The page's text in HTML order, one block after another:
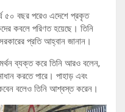
৫০ বছর পরেও এদেশে প্রকৃত
কবলে পরিণত হয়েছে। তিনি
প্রতি আহ্বান জানান।
ব্যক্ত করে তিনি আরও বলেন,
করতে পারে। পাহাড় এবং
বলেও তিনি আশ্বস্ত করেন।